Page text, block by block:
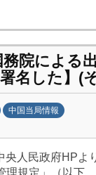
務院による
名した】(
中国当局情報
央人民政府HP
理規定」（以下